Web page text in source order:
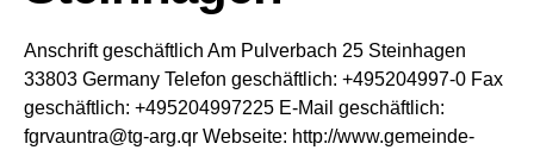
Anschrift geschäftlich Am Pulverbach 25 Steinhagen
33803 Germany Telefon geschäftlich: +495204997-0 Fax
geschäftlich: +495204997225 E-Mail geschäftlich:
fgrvauntra@tg-arg.qr Webseite: http://www.gemeinde-